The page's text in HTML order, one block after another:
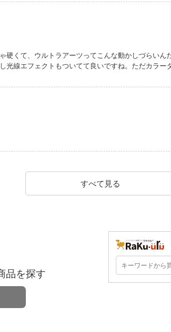
硬くて、ウルトラアーツってこんな動かしづらいん
光線エフェクトもついてて良いですね。ただカラー
すべて見る
品を探す